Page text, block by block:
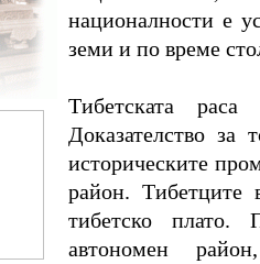
националности е
земи и по време
Тибетската
Доказателство
историческите
район.
тибетско плато.
автономен